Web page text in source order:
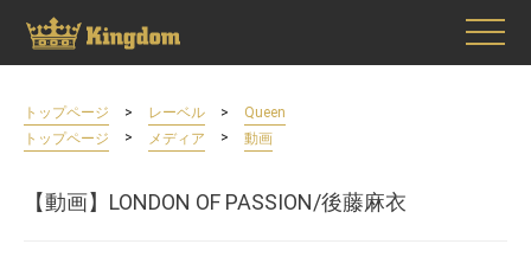
トップページ > レーベル >
Queen
トップページ
> メディア > 動画
【動画】LONDON OF PASSION/後藤麻衣